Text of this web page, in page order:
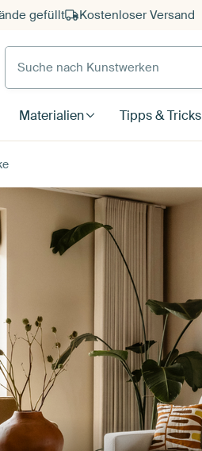
gefüllt Kostenloser Versand
Suche nach Kunstwerken
Materialien Tipps & Tricks